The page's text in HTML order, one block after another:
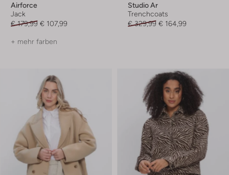
Airforce
Jack
€ 179,99 € 107,99
+ mehr farben
Studio Ar
Trenchcoats
€ 329,99 € 164,99